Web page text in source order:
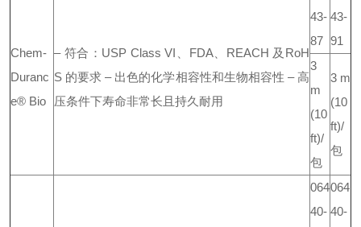
Chem-
Duranc
e® Bio
– 符合：USP Class VI、FDA、REACH 及RoH
S 的要求 – 出色的化学相容性和生物相容性 – 高
压条件下寿命非常长且持久耐用
43-
87
43-
91
3
m
(10
ft)/
包
3 m
(10
ft)/
包
064
40-
064
40-